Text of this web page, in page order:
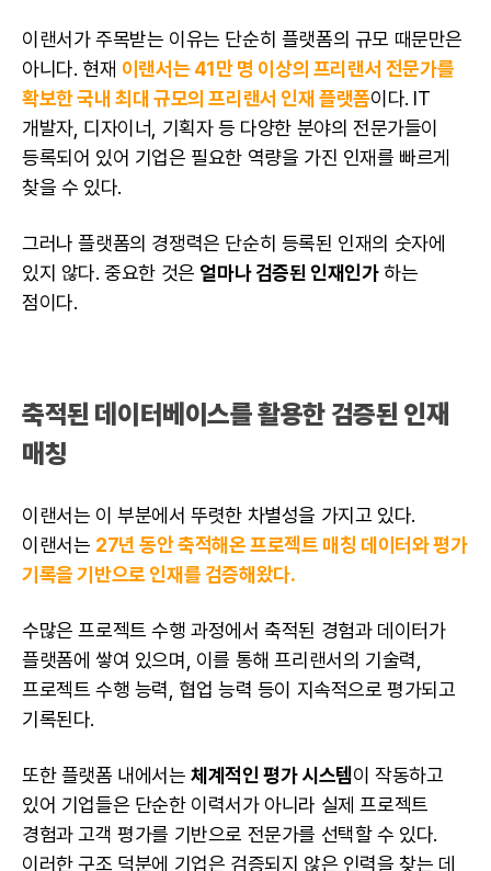
이랜서가 주목받는 이유는 단순히 플랫폼의 규모 때문만은
아니다. 현재 이랜서는 41만 명 이상의 프리랜서 전문가를
확보한 국내 최대 규모의 프리랜서 인재 플랫폼이다. IT
개발자, 디자이너, 기획자 등 다양한 분야의 전문가들이
등록되어 있어 기업은 필요한 역량을 가진 인재를 빠르게
찾을 수 있다.
그러나 플랫폼의 경쟁력은 단순히 등록된 인재의 숫자에
있지 않다. 중요한 것은 얼마나 검증된 인재인가하는
점이다.
축적된 데이터베이스를 활용한 검증된 인재
매칭
이랜서는 이 부분에서 뚜렷한 차별성을 가지고 있다.
이랜서는 27년 동안 축적해온 프로젝트 매칭 데이터와 평가
기록을 기반으로 인재를 검증해왔다.
수많은 프로젝트 수행 과정에서 축적된 경험과 데이터가
플랫폼에 쌓여 있으며, 이를 통해 프리랜서의 기술력,
프로젝트 수행 능력, 협업 능력 등이 지속적으로 평가되고
기록된다.
또한 플랫폼 내에서는체계적인 평가 시스템이 작동하고
있어 기업들은 단순한 이력서가 아니라 실제 프로젝트
경험과 고객 평가를 기반으로 전문가를 선택할 수 있다.
이러한 구조 덕분에 기업은 검증되지 않은 인력을 찾는 데